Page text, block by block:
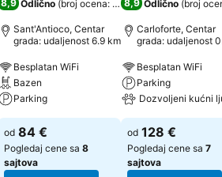
)8,9 Odlično (broj ocena: 1.260)
Sant'Antioco, Centar
grada: udaljenost 6.9 km
Besplatan WiFi
Bazen
Parking
od 84 €
Pogledaj cene sa 8
sajtova
8,9 Odlično (broj
Carloforte, Centar
grada: udaljenost
Besplatan WiFi
Parking
Dozvoljeni kućni
od 128 €
Pogledaj cene sa 7
sajtova